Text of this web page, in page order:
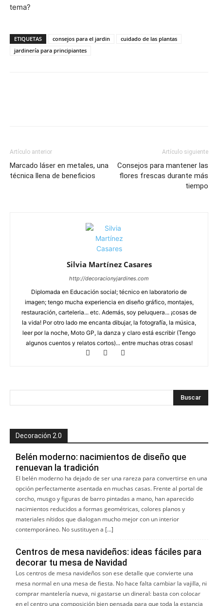
tema?
ETIQUETAS consejos para el jardin
cuidado de las plantas
jardinería para principiantes
Artículo anterior
Marcado láser en metales, una
técnica llena de beneficios
Artículo siguiente
Consejos para mantener las
flores frescas durante más
tiempo
Silvia Martínez Casares
http://decoracionyjardines.com
Diplomada en Educación social; técnico en laboratorio de
imagen; tengo mucha experiencia en diseño gráfico, montajes,
restauración, carteleria... etc. Además, soy peluquera... ¡cosas de
la vida! Por otro lado me encanta dibujar, la fotografía, la música,
leer por la noche, Moto GP, la danza y claro está escribir (Tengo
algunos cuentos y relatos cortos)... entre muchas otras cosas!
Decoración 2.0
Belén moderno: nacimientos de diseño que
renuevan la tradición
El belén moderno ha dejado de ser una rareza para convertirse en una
opción perfectamente asentada en muchas casas. Frente al portal de
corcho, musgo y figuras de barro pintadas a mano, han aparecido
nacimientos reducidos a formas geométricas, colores planos y
materiales nítidos que dialogan mucho mejor con un interior
contemporáneo. No sustituyen a […]
Centros de mesa navideños: ideas fáciles para
decorar tu mesa de Navidad
Los centros de mesa navideños son ese detalle que convierte una
mesa normal en una mesa de fiesta. No hace falta cambiar la vajilla, ni
comprar mantelería nueva, ni gastarse un dineral: basta con colocar
en el centro una composición bien pensada para que toda la estancia